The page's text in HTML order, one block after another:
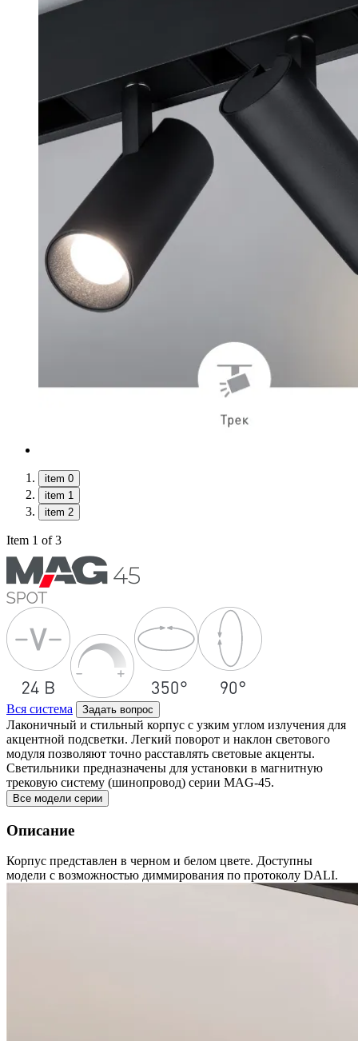
item 0
item 1
item 2
Item 1 of 3
Вся система Задать вопрос
Лаконичный и стильный корпус с узким углом излучения для
акцентной подсветки. Легкий поворот и наклон светового
модуля позволяют точно расставлять световые акценты.
Светильники предназначены для установки в магнитную
трековую систему (шинопровод) серии MAG-45.
Все модели серии
Описание
Корпус представлен в черном и белом цвете. Доступны
модели с возможностью диммирования по протоколу DALI.